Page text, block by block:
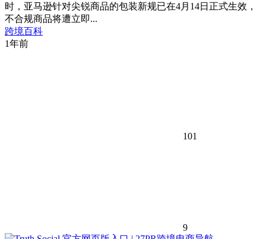
时，亚马逊针对尖锐商品的包装新规已在4月14日正式生效，
不合规商品将遭立即...
跨境百科
1年前
101
9